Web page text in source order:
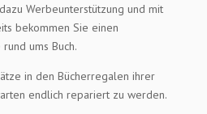
Werbeunterstützung und mit
bekommen Sie einen
ums Buch.
in den Bücherregalen ihrer
endlich repariert zu werden.